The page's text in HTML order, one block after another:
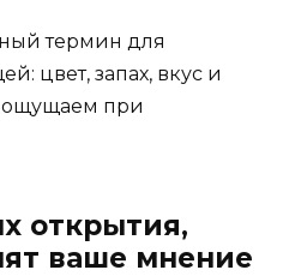
термин для
цвет, запах, вкус и
ощущаем при
открытия,
ваше мнение